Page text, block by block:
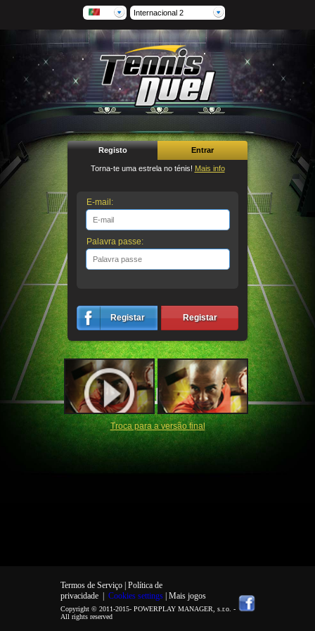
Internacional 2
Registo Entrar
Torna-te uma estrela no ténis! Mais info
E-mail:
Palavra passe:
Registar Registar
Troca para a versão final
Termos de Serviço | Política de
privacidade| Cookies settings | Mais jogos
Copyright © 2011-2015- POWERPLAY MANAGER, s.r.o. -
All rights reserved